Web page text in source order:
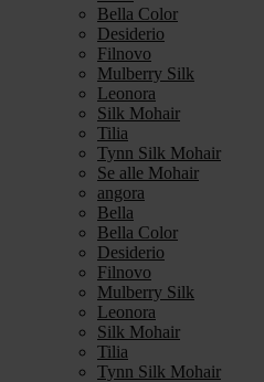
Bella Color
Desiderio
Filnovo
Mulberry Silk
Leonora
Silk Mohair
Tilia
Tynn Silk Mohair
Se alle Mohair
angora
Bella
Bella Color
Desiderio
Filnovo
Mulberry Silk
Leonora
Silk Mohair
Tilia
Tynn Silk Mohair